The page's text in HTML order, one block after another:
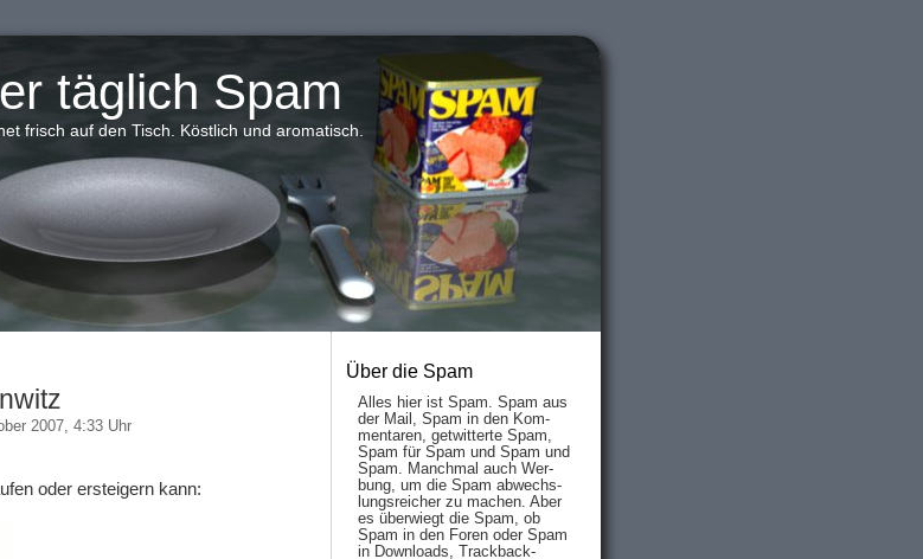
täglich Spam
frisch auf den Tisch. Köstlich und aromatisch.
2007, 4:33 Uhr
oder ersteigern kann:
Über die Spam
Alles hier ist Spam. Spam aus
der Mail, Spam in den Kom­
men­taren, ge­twit­ter­te Spam,
Spam für Spam und Spam und
Spam. Manch­mal auch Wer­
bung, um die Spam ab­wechs­
lungs­reich­er zu mach­en. Aber
es über­wiegt die Spam, ob
Spam in den Fo­ren oder Spam
in Down­loads, Track­back-